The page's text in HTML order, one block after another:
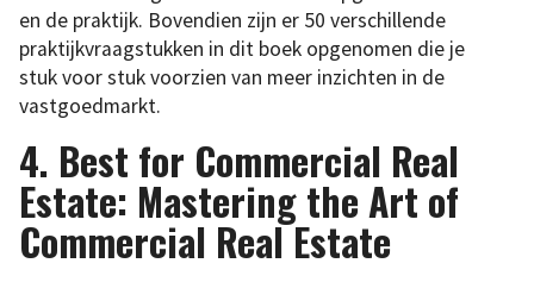
en de praktijk. Bovendien zijn er 50 verschillende
praktijkvraagstukken in dit boek opgenomen die je
stuk voor stuk voorzien van meer inzichten in de
vastgoedmarkt.
4. Best for Commercial Real
Estate: Mastering the Art of
Commercial Real Estate